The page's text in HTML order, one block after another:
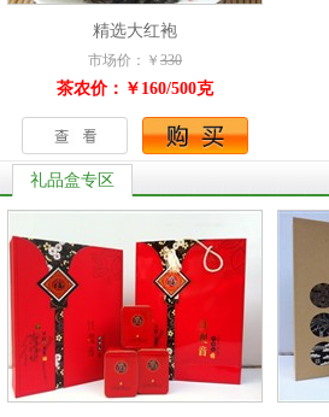
精选大红袍
市场价：￥ 330
茶农价：￥160/500克
礼品盒专区